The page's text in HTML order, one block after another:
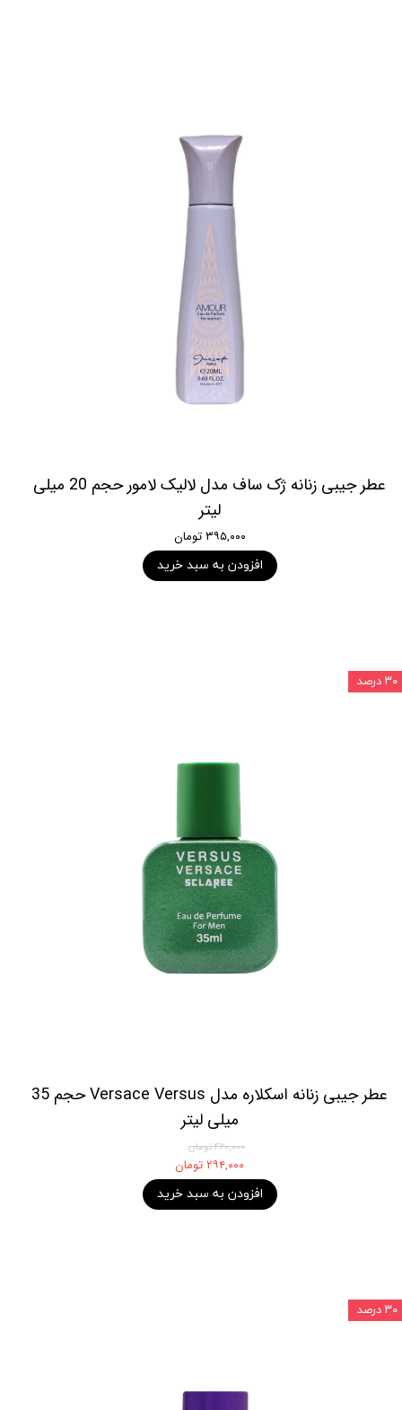
عطر جیبی زنانه ژک ساف مدل لالیک لامور حجم 20 میلی
لیتر
۳۹۵,۰۰۰ تومان
افزودن به سبد خرید
عطر جیبی زنانه اسکلاره مدل Versace Versus حجم 35
میلی لیتر
۴۲۰,۰۰۰ تومان
۲۹۴,۰۰۰ تومان
افزودن به سبد خرید
۳۰ درصد
۳۰ درصد